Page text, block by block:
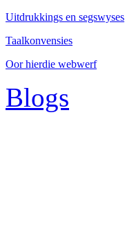
Uitdrukkings en segswyses
Taalkonvensies
Oor hierdie webwerf
Blogs